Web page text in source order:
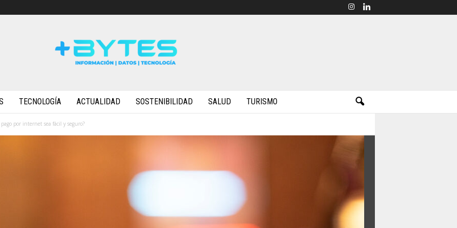
TECNOLOGÍA ACTUALIDAD SOSTENIBILIDAD SALUD TURISMO
por internet sea fácil y seguro?